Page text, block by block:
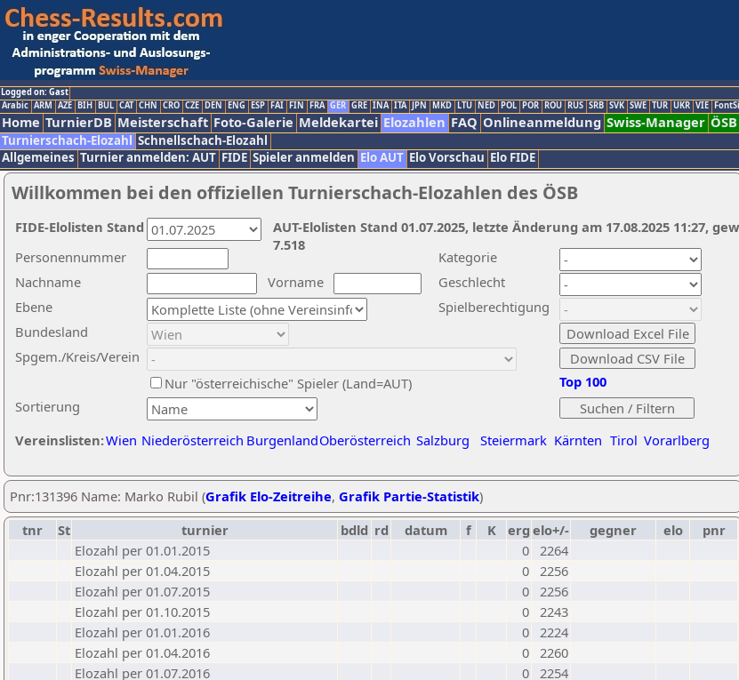
Logged on: Gast
Arabic ARM AZE BIH BUL CAT CHN CRO CZE DEN ENG ESP FAI FIN FRA GER GRE INA ITA JPN MKD LTU NED POL POR ROU RUS SRB SVK SWE TUR UKR VIE
Home TurnierDB Meisterschaft Foto-Galerie Meldekartei Elozahlen FAQ Onlineanmeldung Swiss-Manager ÖSB
Turnierschach-Elozahl Schnellschach-Elozahl
Allgemeines Turnier anmelden: AUT FIDE Spieler anmelden Elo AUT Elo Vorschau Elo FIDE
Willkommen bei den offiziellen Turnierschach-Elozahlen des ÖSB
Nachname
Vorname
Ebene
Kategorie
Sortierung
Personennummer
Bundesland
Spgem./Kreis/Verein
Geschlecht
Nur "österreichische" Spieler (Land=AUT)
Spielberechtigung
Vereinslisten:Wien Niederösterreich BurgenlandOberösterreich Salzburg Steiermark Kärnten Tirol Vorarlberg
Top 100
AUT-Elolisten Stand 01.07.2025, letzte Änderung am 17.08.2025 11:27,
7.518
FIDE-Elolisten Stand
Pnr:131396 Name: Marko Rubil (Grafik Elo-Zeitreihe, Grafik Partie-Statistik)
tnr
St turnier bdld rd datum f K erg elo+/- gegner elo
pnr
Elozahl per 01.01.2015
0 2264
Elozahl per 01.04.2015
0 2256
Elozahl per 01.07.2015
0 2256
Elozahl per 01.10.2015
0 2243
Elozahl per 01.01.2016
0 2224
Elozahl per 01.04.2016
0 2260
Elozahl per 01.07.2016
0 2254